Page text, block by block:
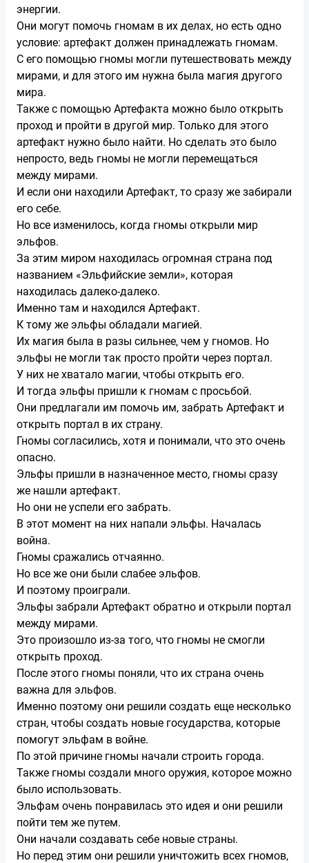
энергии.
Они могут помочь гномам в их делах, но есть одно
условие: артефакт должен принадлежать гномам.
С его помощью гномы могли путешествовать между
мирами, и для этого им нужна была магия другого
мира.
Также с помощью Артефакта можно было открыть
проход и пройти в другой мир. Только для этого
артефакт нужно было найти. Но сделать это было
непросто, ведь гномы не могли перемещаться
между мирами.
И если они находили Артефакт, то сразу же забирали
его себе.
Но все изменилось, когда гномы открыли мир
эльфов.
За этим миром находилась огромная страна под
названием «Эльфийские земли», которая
находилась далеко-далеко.
Именно там и находился Артефакт.
К тому же эльфы обладали магией.
Их магия была в разы сильнее, чем у гномов. Но
эльфы не могли так просто пройти через портал.
У них не хватало магии, чтобы открыть его.
И тогда эльфы пришли к гномам с просьбой.
Они предлагали им помочь им, забрать Артефакт и
открыть портал в их страну.
Гномы согласились, хотя и понимали, что это очень
опасно.
Эльфы пришли в назначенное место, гномы сразу
же нашли артефакт.
Но они не успели его забрать.
В этот момент на них напали эльфы. Началась
война.
Гномы сражались отчаянно.
Но все же они были слабее эльфов.
И поэтому проиграли.
Эльфы забрали Артефакт обратно и открыли портал
между мирами.
Это произошло из-за того, что гномы не смогли
открыть проход.
После этого гномы поняли, что их страна очень
важна для эльфов.
Именно поэтому они решили создать еще несколько
стран, чтобы создать новые государства, которые
помогут эльфам в войне.
По этой причине гномы начали строить города.
Также гномы создали много оружия, которое можно
было использовать.
Эльфам очень понравилась это идея и они решили
пойти тем же путем.
Они начали создавать себе новые страны.
Но перед этим они решили уничтожить всех гномов,